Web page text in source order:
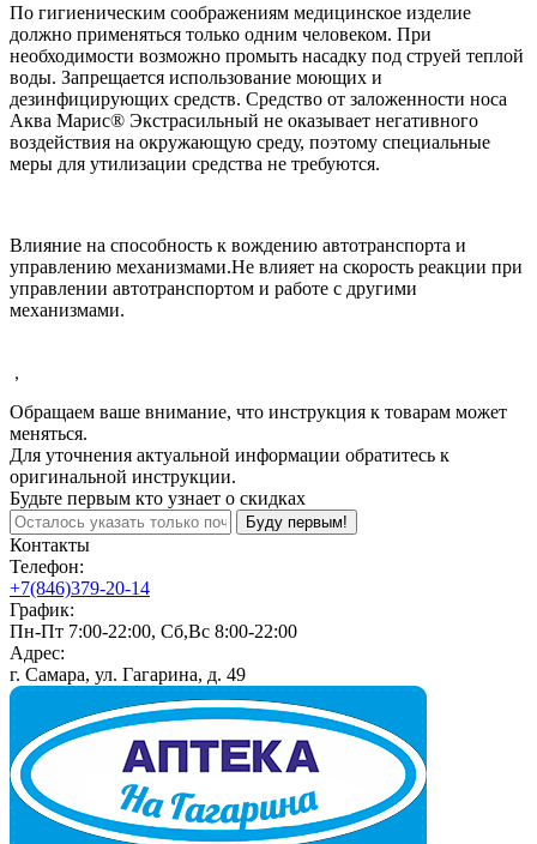
По гигиеническим соображениям медицинское изделие
должно применяться только одним человеком. При
необходимости возможно промыть насадку под струей теплой
воды. Запрещается использование моющих и
дезинфицирующих средств. Средство от заложенности носа
Аква Марис® Экстрасильный не оказывает негативного
воздействия на окружающую среду, поэтому специальные
меры для утилизации средства не требуются.
Влияние на способность к вождению автотранспорта и
управлению механизмами.Не влияет на скорость реакции при
управлении автотранспортом и работе с другими
механизмами.
,
Обращаем ваше внимание, что инструкция к товарам может
меняться.
Для уточнения актуальной информации обратитесь к
оригинальной инструкции.
Будьте первым кто узнает о скидках
Буду первым!
Контакты
Телефон:
+7(846)379-20-14
График:
Пн-Пт 7:00-22:00, Сб,Вс 8:00-22:00
Адрес:
г. Самара, ул. Гагарина, д. 49